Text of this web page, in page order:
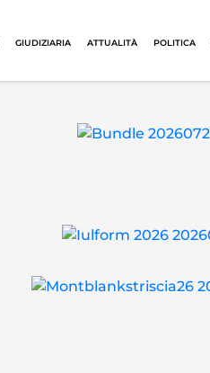
GIUDIZIARIA ATTUALITÀ POLITICA